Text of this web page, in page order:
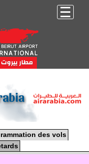
des vols